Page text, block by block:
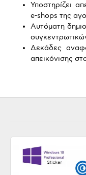
Υποστηρίζει
e-shops της
Αυτόματη
Δεκάδες
απεικόνισης